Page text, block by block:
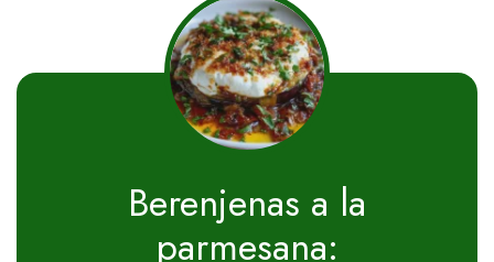
Berenjenas a la
parmesana: